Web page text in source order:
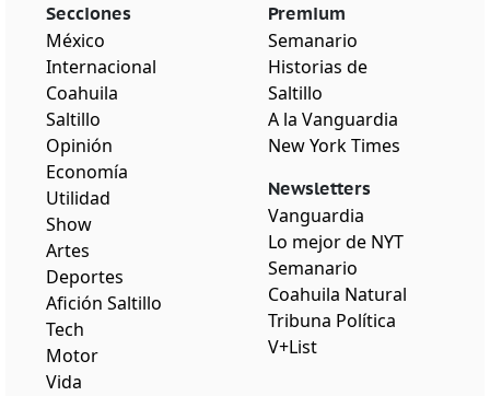
Secciones
México
Internacional
Coahuila
Saltillo
Opinión
Economía
Utilidad
Show
Artes
Deportes
Afición Saltillo
Tech
Motor
Vida
Premium
Semanario
Historias de
Saltillo
A la Vanguardia
New York Times
Newsletters
Vanguardia
Lo mejor de NYT
Semanario
Coahuila Natural
Tribuna Política
V+List